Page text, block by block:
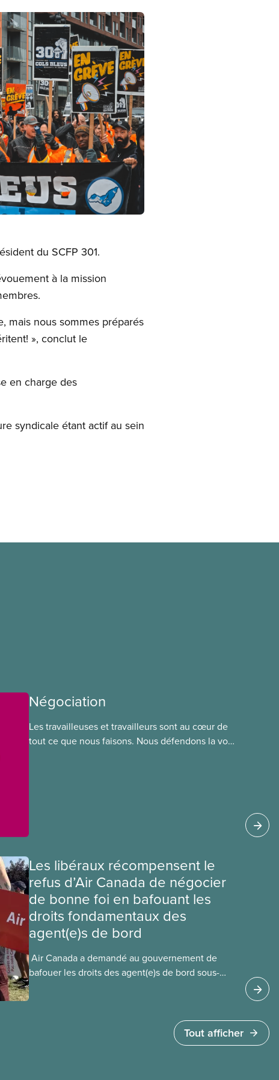
du SCFP 301.
à la mission
mais nous sommes préparés
», conclut le
en charge des
syndicale étant actif au sein
Négociation
Les travailleuses et travailleurs sont au cœur de
tout ce que nous faisons. Nous défendons la voix
Les libéraux récompensent le
refus d’Air Canada de négocier
de bonne foi en bafouant les
droits fondamentaux des
agent(e)s de bord
​ Air Canada a demandé au gouvernement de
bafouer les droits des agent(e)s de bord sous-
de l’entreprise. Le gouvernement libéral a
invoqué l’article 107 du Code canadien du travail
Tout afficher